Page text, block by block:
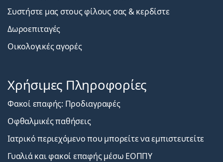
Συστήστε μας στους φίλους σας & κερδίστε
Δωροεπιταγές
Οικολογικές αγορές
Χρήσιμες Πληροφορίες
Φακοί επαφής: Προδιαγραφές
Οφθαλμικές παθήσεις
Ιατρικό περιεχόμενο που μπορείτε να εμπιστευτείτε
Γυαλιά και φακοί επαφής μέσω ΕΟΠΠΥ